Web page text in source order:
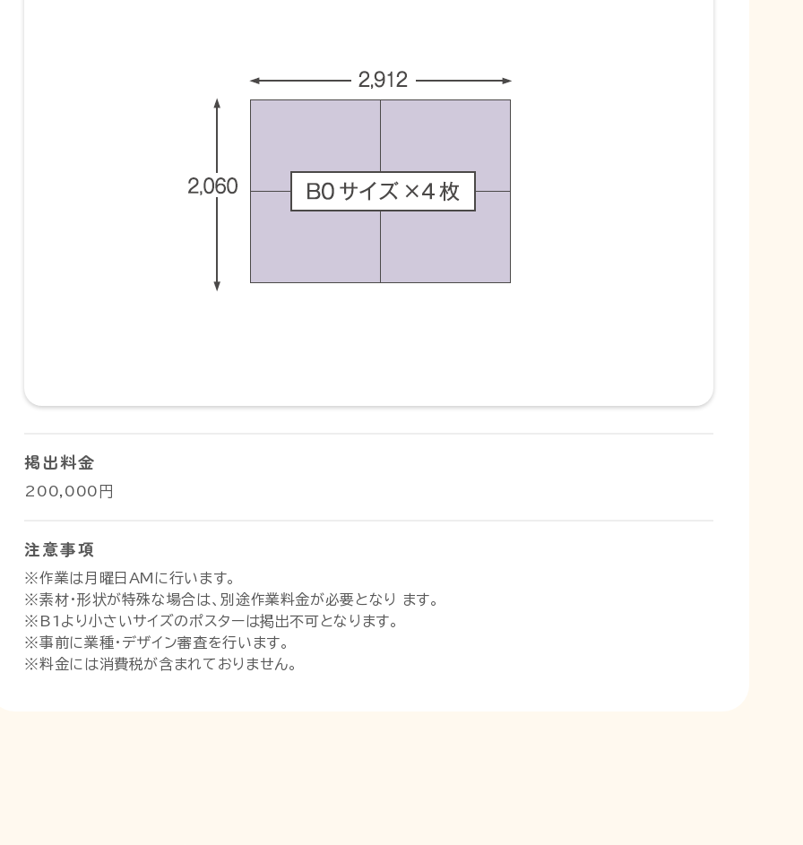
掲出料金
200,000円
注意事項
※作業は月曜日AMに行います。
※素材・形状が特殊な場合は、別途作業料金が必要となり ます。
※B1より小さいサイズのポスターは掲出不可となります。
※事前に業種・デザイン審査を行います。
※料金には消費税が含まれておりません。